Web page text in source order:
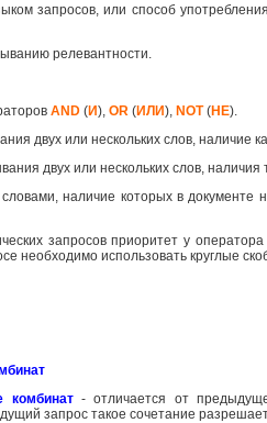
запросов, или способ
релевантности.
AND (И),OR (ИЛИ),NOT(НЕ).
двух или нескольких слов, наличие
двух или нескольких слов,
наличие которых в документе
запросов приоритет у
необходимо использовать круглые
комбинат- отличается от
запрос такое сочетание